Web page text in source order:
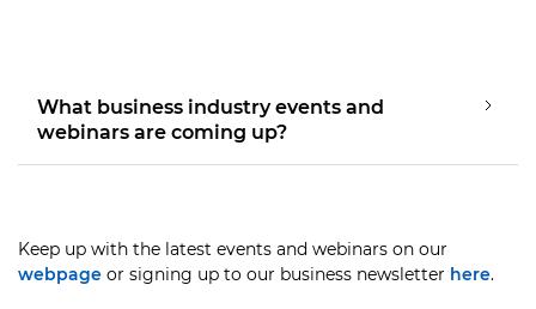
What business industry events and
webinars are coming up?
Keep up with the latest events and webinars on our
webpage or signing up to our business newsletter here.